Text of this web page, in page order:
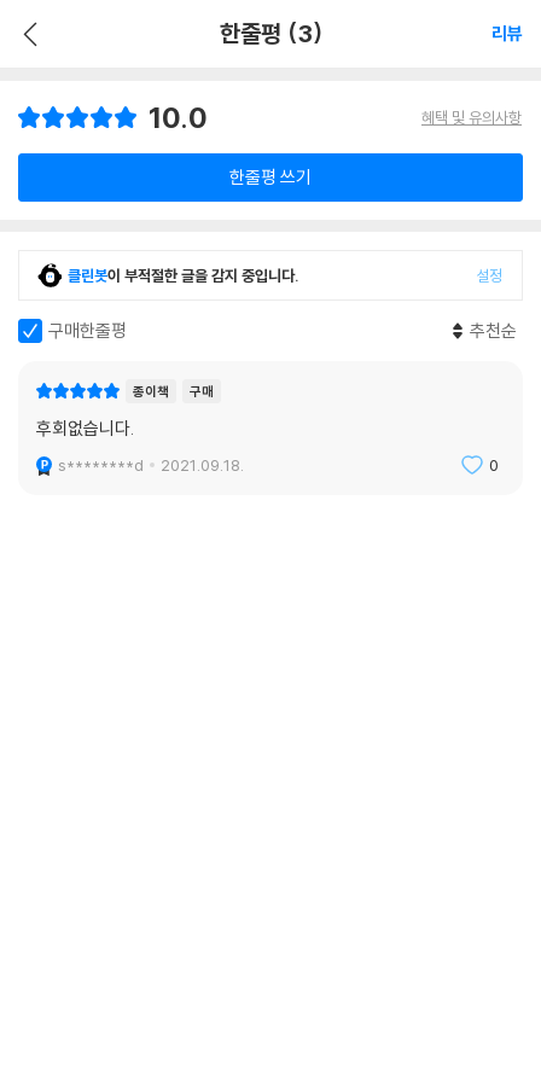
한줄평 (3) 리뷰
10.0 혜택 및 유의사항
한줄평 쓰기
클린봇이 부적절한 글을 감지 중입니다. 설정
구매한줄평 추천순
종이책 구매
후회없습니다.
s********d 2021.09.18. 0